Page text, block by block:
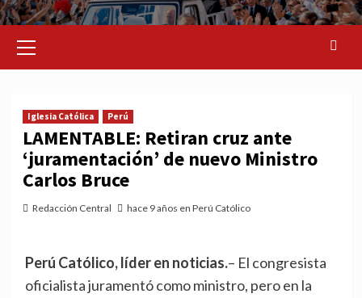
Menu
Iglesia Católica Perú
LAMENTABLE: Retiran cruz ante
‘juramentación’ de nuevo Ministro
Carlos Bruce
Redacción Central hace 9 años en Perú Católico
Perú Católico, líder en noticias.– El congresista
oficialista juramentó como ministro, pero en la